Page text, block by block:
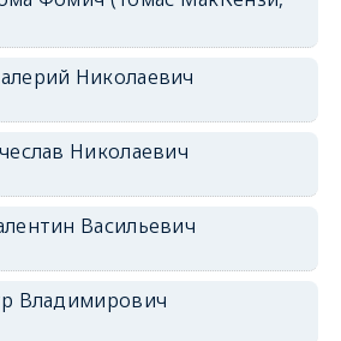
Николаевич
Николаевич
Васильевич
Владимирович